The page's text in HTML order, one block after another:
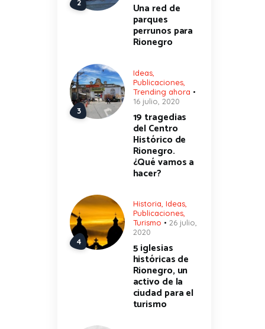
Una red de
parques
perrunos para
Rionegro
Ideas,
Publicaciones,
Trending ahora
16 julio, 2020
19 tragedias
del Centro
Histórico de
Rionegro.
¿Qué vamos a
hacer?
Historia Ideas,
Publicaciones,
Turismo
26 julio,
2020
5 iglesias
históricas de
Rionegro, un
activo de la
ciudad para el
turismo